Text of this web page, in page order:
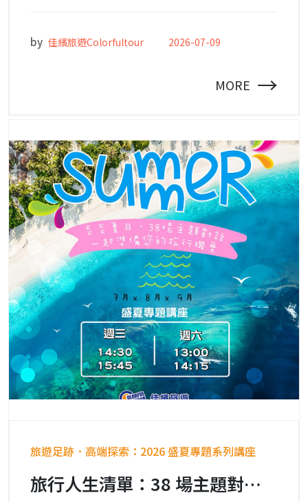
by 佳繽旅遊Colorfultour 2026-07-09
MORE →
旅遊足跡．高端探索：2026 盛夏專題系列講座
旅行人生清單：38 場主題對話，一起準備您的旅行機票。